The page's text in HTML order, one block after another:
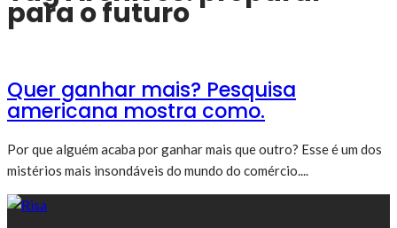
para o futuro
Quer ganhar mais? Pesquisa
americana mostra como.
Por que alguém acaba por ganhar mais que outro? Esse é um dos
mistérios mais insondáveis do mundo do comércio....